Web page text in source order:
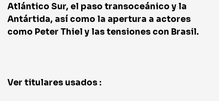
Atlántico Sur, el paso transoceánico y la
Antártida, así como la apertura a actores
como Peter Thiel y las tensiones con Brasil.
Ver titulares usados :